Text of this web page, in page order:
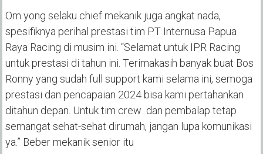
Om yong selaku chief mekanik juga angkat nada,
spesifiknya perihal prestasi tim PT Internusa Papua
Raya Racing di musim ini. “Selamat untuk IPR Racing
untuk prestasi di tahun ini. Terimakasih banyak buat Bos
Ronny yang sudah full support kami selama ini, semoga
prestasi dan pencapaian 2024 bisa kami pertahankan
ditahun depan. Untuk tim crew dan pembalap tetap
semangat sehat-sehat dirumah, jangan lupa komunikasi
ya.” Beber mekanik senior itu